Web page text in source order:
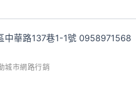
華路137巷1-1號 0958971568
城市網路行銷